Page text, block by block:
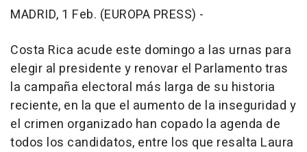
MADRID, 1 Feb. (EUROPA PRESS) -
Costa Rica acude este domingo a las urnas para
elegir al presidente y renovar el Parlamento tras
la campaña electoral más larga de su historia
reciente, en la que el aumento de la inseguridad y
el crimen organizado han copado la agenda de
todos los candidatos, entre los que resalta Laura